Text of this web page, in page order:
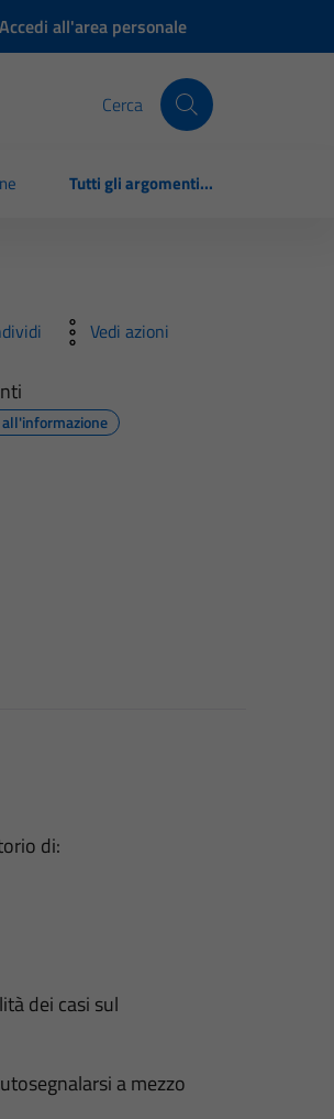
Accedi all'area personale
Cerca
Tutti gli argomenti...
Vedi azioni
all'informazione
di:
dei casi sul
a mezzo